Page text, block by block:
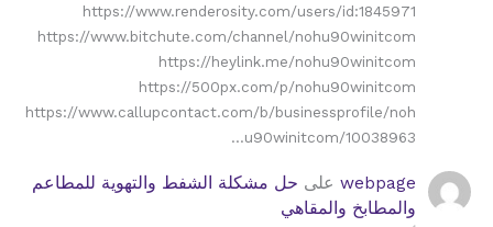
https://www.renderosity.com/users/id:1845971
https://www.bitchute.com/channel/nohu90winitcom
https://heylink.me/nohu90winitcom
https://500px.com/p/nohu90winitcom
https://www.callupcontact.com/b/businessprofile/noh
u90winitcom/10038963…
webpage على حل مشكلة الشفط والتهوية للمطاعم
والمطابخ والمقاهي